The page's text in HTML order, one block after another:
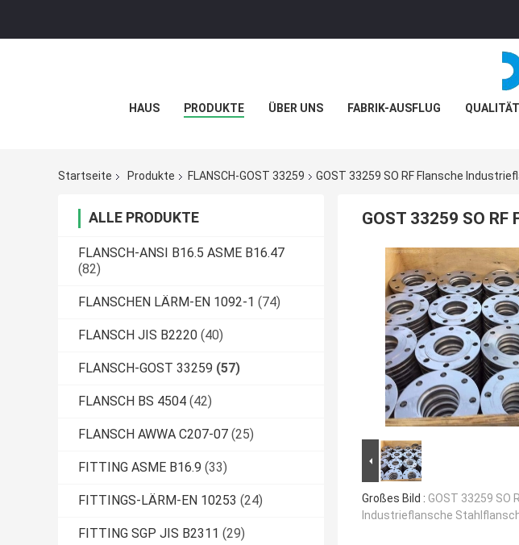
HAUS PRODUKTE ÜBER UNS FABRIK-AUSFLUG
Startseite Produkte FLANSCH-GOST 33259 GOST 33259 SO RF Flansche
ALLE PRODUKTE
FLANSCH-ANSI B16.5 ASME B16.47
(82)
FLANSCHEN LÄRM-EN 1092-1 (74)
FLANSCH JIS B2220 (40)
FLANSCH-GOST 33259 (57)
FLANSCH BS 4504 (42)
FLANSCH AWWA C207-07 (25)
FITTING ASME B16.9 (33)
FITTINGS-LÄRM-EN 10253 (24)
FITTING SGP JIS B2311 (29)
GOST 33259 SO
Großes Bild : GOST 33259 SO
Industrieflansche